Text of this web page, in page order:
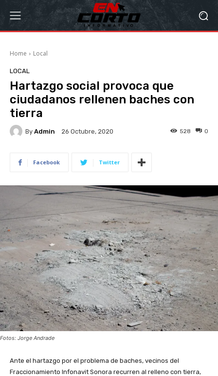
Home Local
LOCAL
Hartazgo social provoca que
ciudadanos rellenen baches con
tierra
By Admin 26 Octubre, 2020 0
528
Facebook Twitter
Fotos: Jorge Andrade
Ante el hartazgo por el problema de baches, vecinos del
Fraccionamiento Infonavit Sonora recurren al relleno con tierra,